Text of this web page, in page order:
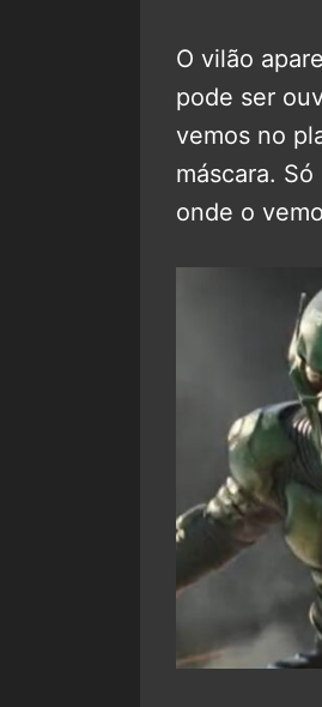
O vilão
pode ser
vemos no
máscara.
onde o